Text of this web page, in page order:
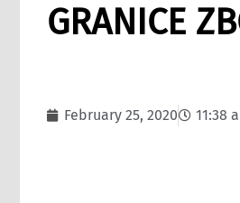
GRANICE
February 25, 2020 11:38